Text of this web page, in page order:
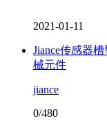
2021-01-11
Jiance传感器
械元件
jiance
0/480